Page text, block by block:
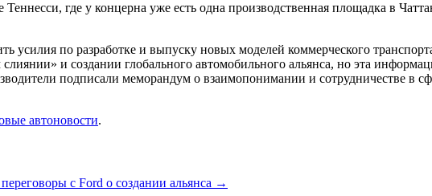
где у концерна уже есть одна производственная площадка в
по разработке и выпуску новых моделей коммерческого
и создании глобального автомобильного альянса, но эта
подписали меморандум о взаимопонимании и сотрудничестве в
автоновости.
с Ford о создании альянса →